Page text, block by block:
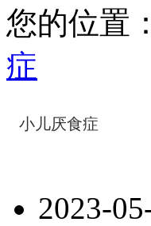
您的位置：
症
小儿厌食症
2023-